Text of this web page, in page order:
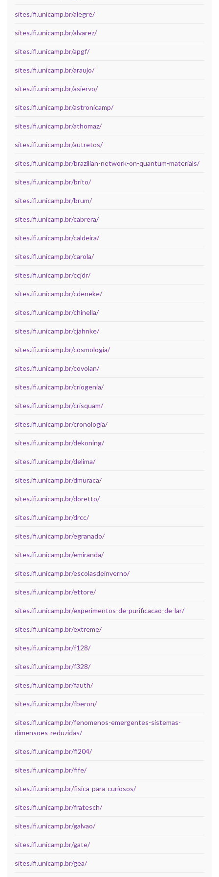
sites.ifi.unicamp.br/alegre/
sites.ifi.unicamp.br/alvarez/
sites.ifi.unicamp.br/apgf/
sites.ifi.unicamp.br/araujo/
sites.ifi.unicamp.br/asiervo/
sites.ifi.unicamp.br/astronicamp/
sites.ifi.unicamp.br/athomaz/
sites.ifi.unicamp.br/autretos/
sites.ifi.unicamp.br/brazilian-network-on-quantum-materials/
sites.ifi.unicamp.br/brito/
sites.ifi.unicamp.br/brum/
sites.ifi.unicamp.br/cabrera/
sites.ifi.unicamp.br/caldeira/
sites.ifi.unicamp.br/carola/
sites.ifi.unicamp.br/ccjdr/
sites.ifi.unicamp.br/cdeneke/
sites.ifi.unicamp.br/chinella/
sites.ifi.unicamp.br/cjahnke/
sites.ifi.unicamp.br/cosmologia/
sites.ifi.unicamp.br/covolan/
sites.ifi.unicamp.br/criogenia/
sites.ifi.unicamp.br/crisquam/
sites.ifi.unicamp.br/cronologia/
sites.ifi.unicamp.br/dekoning/
sites.ifi.unicamp.br/delima/
sites.ifi.unicamp.br/dmuraca/
sites.ifi.unicamp.br/doretto/
sites.ifi.unicamp.br/drcc/
sites.ifi.unicamp.br/egranado/
sites.ifi.unicamp.br/emiranda/
sites.ifi.unicamp.br/escolasdeinverno/
sites.ifi.unicamp.br/ettore/
sites.ifi.unicamp.br/experimentos-de-purificacao-de-lar/
sites.ifi.unicamp.br/extreme/
sites.ifi.unicamp.br/f128/
sites.ifi.unicamp.br/f328/
sites.ifi.unicamp.br/fauth/
sites.ifi.unicamp.br/fberon/
sites.ifi.unicamp.br/fenomenos-emergentes-sistemas-
dimensoes-reduzidas/
sites.ifi.unicamp.br/fi204/
sites.ifi.unicamp.br/fife/
sites.ifi.unicamp.br/fisica-para-curiosos/
sites.ifi.unicamp.br/fratesch/
sites.ifi.unicamp.br/galvao/
sites.ifi.unicamp.br/gate/
sites.ifi.unicamp.br/gea/